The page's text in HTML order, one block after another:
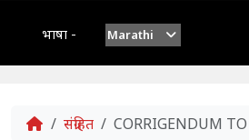
भाषा - Marathi
Home
संग्रहित CORRIGENDUM